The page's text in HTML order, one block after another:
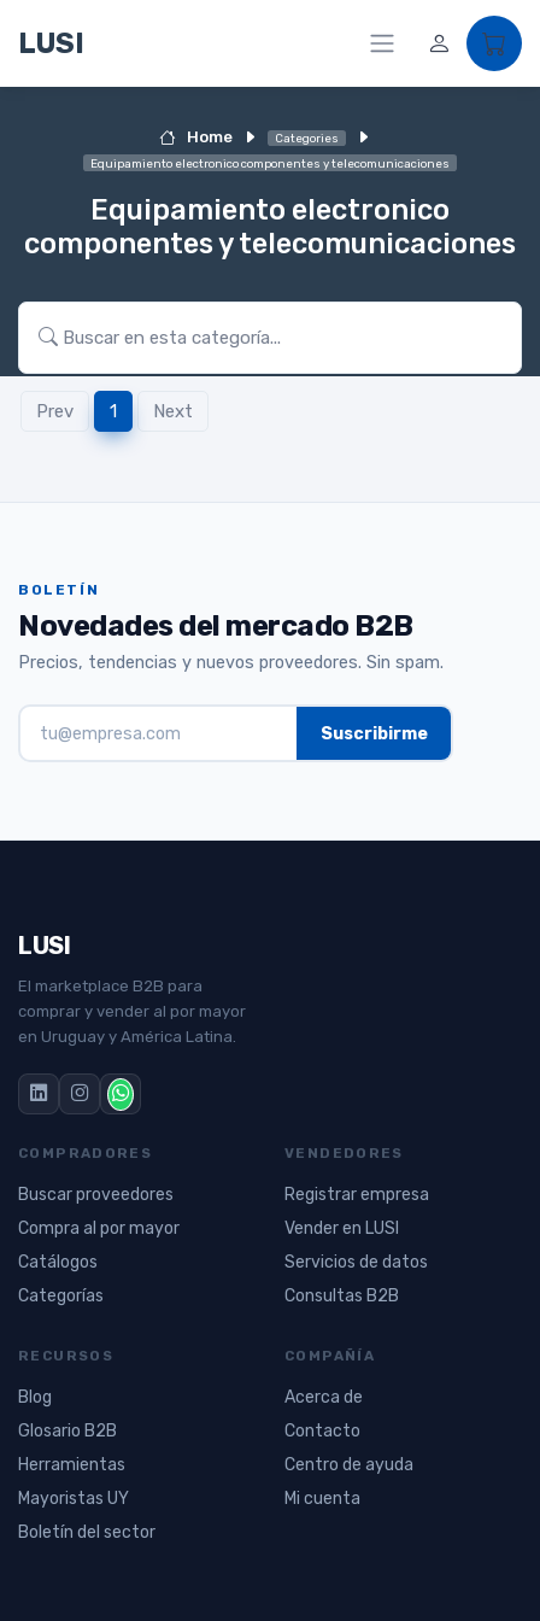
LUSI
Home
Categories
Equipamiento electronico componentes y telecomunicaciones
Equipamiento electronico
componentes y telecomunicaciones
Prev 1 Next
BOLETÍN
Novedades del mercado B2B
Precios, tendencias y nuevos proveedores. Sin spam.
LUSI
El marketplace B2B para
comprar y vender al por mayor
en Uruguay y América Latina.
COMPRADORES
Buscar proveedores
Compra al por mayor
Catálogos
Categorías
VENDEDORES
Registrar empresa
Vender en LUSI
Servicios de datos
Consultas B2B
RECURSOS
Blog
Glosario B2B
Herramientas
Mayoristas UY
Boletín del sector
COMPAÑÍA
Acerca de
Contacto
Centro de ayuda
Mi cuenta